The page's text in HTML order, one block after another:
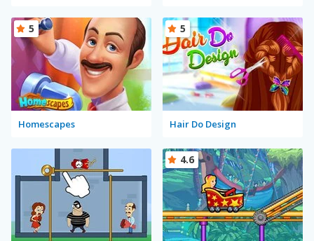
Homescapes
5
Hair Do Design
5
4.6